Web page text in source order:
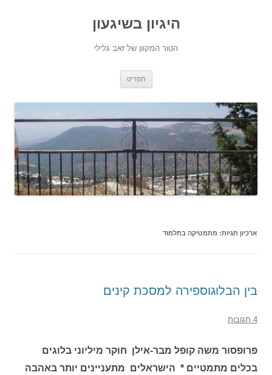
היגיון בשיגעון
הטור המקוון של זאב גלילי
תפריט
ארכיון תגיות: מתמטיקה בתלמוד
בין הבלוגוספירה למסכת קינים
4 תגובות
פרופסור משה קופל מבר-אילן חוקר מיליוני בלוגים
בכלים מתמטיים * הישראלים מתעניינים יותר באהבה